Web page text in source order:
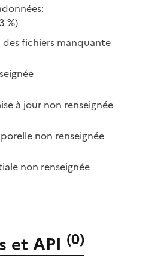
%)
fichiers manquante
à jour non renseignée
non renseignée
non renseignée
et API (0)